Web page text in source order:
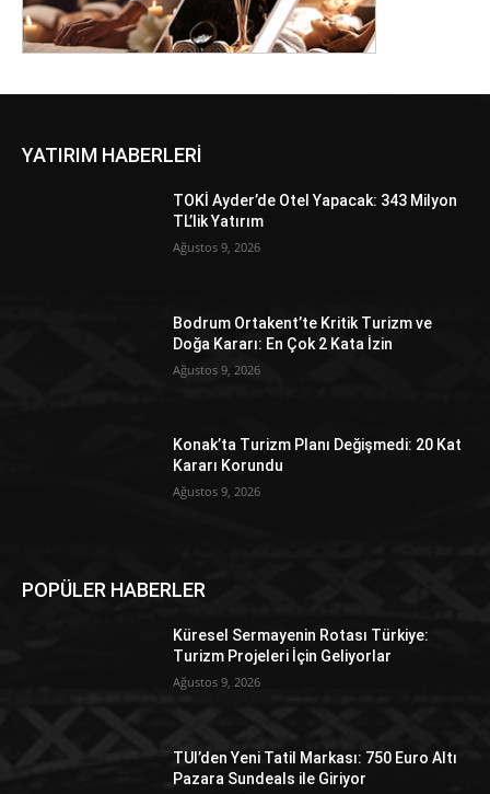
YATIRIM HABERLERİ
TOKİ Ayder’de Otel Yapacak: 343 Milyon
TL’lik Yatırım
Ağustos 9, 2026
Bodrum Ortakent’te Kritik Turizm ve
Doğa Kararı: En Çok 2 Kata İzin
Ağustos 9, 2026
Konak’ta Turizm Planı Değişmedi: 20 Kat
Kararı Korundu
Ağustos 9, 2026
POPÜLER HABERLER
Küresel Sermayenin Rotası Türkiye:
Turizm Projeleri İçin Geliyorlar
Ağustos 9, 2026
TUI’den Yeni Tatil Markası: 750 Euro Altı
Pazara Sundeals ile Giriyor